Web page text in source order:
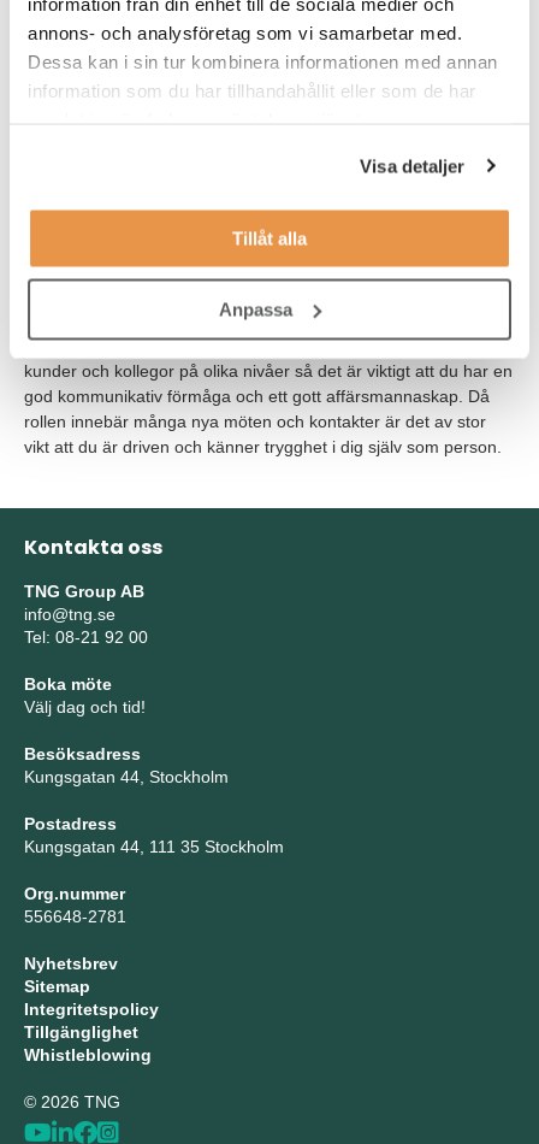
annons- och analysföretag som vi samarbetar med.
Dessa kan i sin tur kombinera informationen med annan
information som du har tillhandahållit eller som de har
Visa detaljer
Tillåt alla
Anpassa
projektförsäljning och tidigare dialog med konsulter och
ingenjörer inom bygg anläggning eller utemiljö, detta är dock
inget krav.
förmåga att arbeta i en teamuppsättning samt arbeta
svenska och engelska i både tal och skrift.
självständigt bedriver dina projekt och din bearbetning av
konsulter. Du kommer i tjänsten att vara i kontakt med många
kunder och kollegor på olika nivåer så det är viktigt att du har en
god kommunikativ förmåga och ett gott affärsmannaskap. Då
rollen innebär många nya möten och kontakter är det av stor
vikt att du är driven och känner trygghet i dig själv som person.
Kontakta oss
TNG Group AB
info@tng.se
Tel: 08-21 92 00
Boka möte
Välj dag och tid!
Besöksadress
Kungsgatan 44, Stockholm
Postadress
Kungsgatan 44, 111 35 Stockholm
Org.nummer
556648-2781
Nyhetsbrev
Sitemap
Integritetspolicy
Tillgänglighet
Whistleblowing
© 2026 TNG